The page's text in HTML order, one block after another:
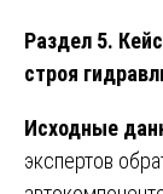
Раздел 5.
строя
Исходные
экспертов